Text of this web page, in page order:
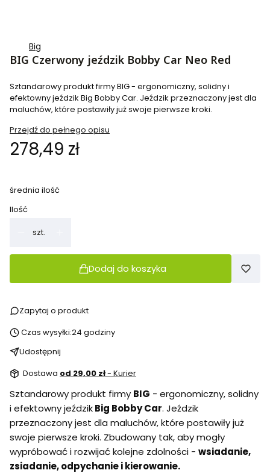
Big
BIG Czerwony jeździk Bobby Car Neo Red
Sztandarowy produkt firmy BIG - ergonomiczny, solidny i
efektowny jeździk Big Bobby Car. Jeździk przeznaczony jest dla
maluchów, które postawiły już swoje pierwsze kroki.
Przejdź do pełnego opisu
Cena
278,49 zł
średnia ilość
Ilość
szt.
Dodaj do koszyka
Zapytaj o produkt
Czas wysyłki:24 godziny
Udostępnij
Dostawa od 29,00 zł- Kurier
Sztandarowy produkt firmy BIG - ergonomiczny, solidny
i efektowny jeździkBig Bobby Car. Jeździk
przeznaczony jest dla maluchów, które postawiły już
swoje pierwsze kroki. Zbudowany tak, aby mogły
wypróbować i rozwijać kolejne zdolności - wsiadanie,
zsiadanie, odpychanie i kierowanie.